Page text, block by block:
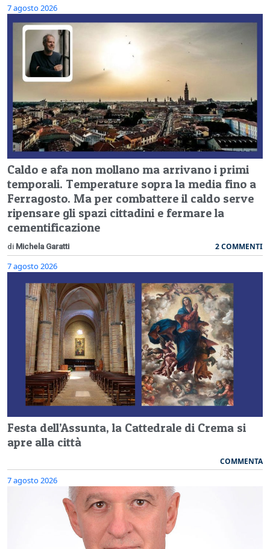
7 agosto 2026
Caldo e afa non mollano ma arrivano i primi
temporali. Temperature sopra la media fino a
Ferragosto. Ma per combattere il caldo serve
ripensare gli spazi cittadini e fermare la
cementificazione
di Michela Garatti 2 COMMENTI
7 agosto 2026
Festa dell’Assunta, la Cattedrale di Crema si
apre alla città
COMMENTA
7 agosto 2026